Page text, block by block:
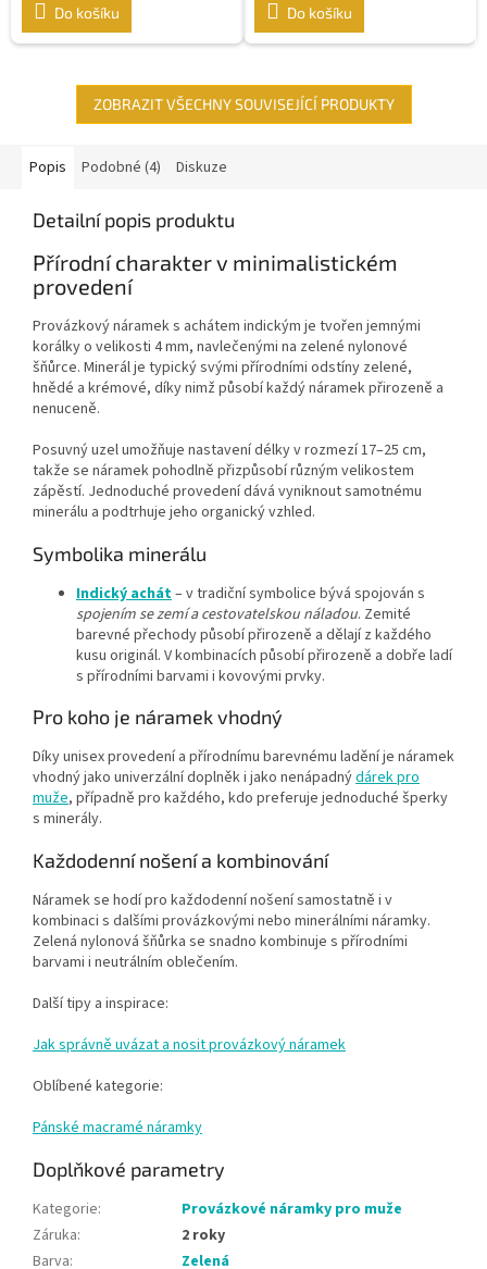
Do košíku Do košíku
ZOBRAZIT VŠECHNY SOUVISEJÍCÍ PRODUKTY
Popis Podobné (4) Diskuze
Detailní popis produktu
Přírodní charakter v minimalistickém
provedení
Provázkový náramek s achátem indickým je tvořen jemnými
korálky o velikosti 4 mm, navlečenými na zelené nylonové
šňůrce. Minerál je typický svými přírodními odstíny zelené,
hnědé a krémové, díky nimž působí každý náramek přirozeně a
nenuceně.
Posuvný uzel umožňuje nastavení délky v rozmezí 17–25 cm,
takže se náramek pohodlně přizpůsobí různým velikostem
zápěstí. Jednoduché provedení dává vyniknout samotnému
minerálu a podtrhuje jeho organický vzhled.
Symbolika minerálu
Indický achát– v tradiční symbolice bývá spojován s
spojením se zemí a cestovatelskou náladou. Zemité
barevné přechody působí přirozeně a dělají z každého
kusu originál. V kombinacích působí přirozeně a dobře ladí
s přírodními barvami i kovovými prvky.
Pro koho je náramek vhodný
Díky unisex provedení a přírodnímu barevnému ladění je náramek
vhodný jako univerzální doplněk i jako nenápadnýdárek pro
muže, případně pro každého, kdo preferuje jednoduché šperky
s minerály.
Každodenní nošení a kombinování
Náramek se hodí pro každodenní nošení samostatně i v
kombinaci s dalšími provázkovými nebo minerálními náramky.
Zelená nylonová šňůrka se snadno kombinuje s přírodními
barvami i neutrálním oblečením.
Další tipy a inspirace:
Jak správně uvázat a nosit provázkový náramek
Oblíbené kategorie:
Pánské macramé náramky
Doplňkové parametry
Kategorie:
Provázkové náramky pro muže
Záruka:
2 roky
Barva:
Zelená